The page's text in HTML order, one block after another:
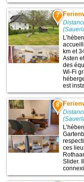
7
km et
Asten
des
Wi-Fi
est
8
ces
Slider.